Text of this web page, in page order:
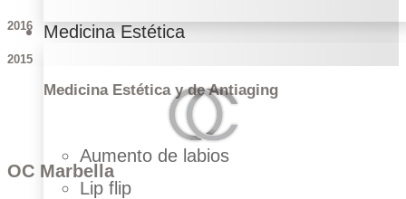
Medicina Estética
Medicina Estética y de Antiaging
Aumento de labios
Lip flip
2016
2015
OC Marbella